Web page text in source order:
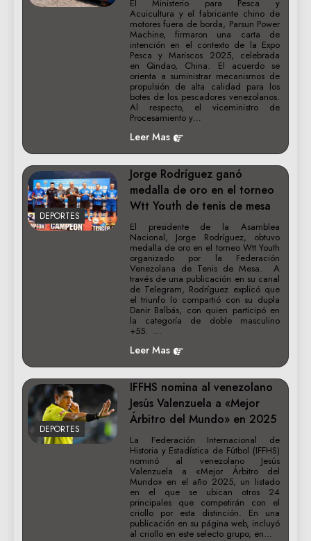
El Ministerio para Pesca y
Acuicultura y el fabricante chino de
motores fuera de borda, Parsun Power
Machine, firmaron una carta de
intención en el contexto de la Expo
Pesca y Mariscos 2025, celebrada
en Qindao, China. El acuerdo se
orienta a suministrar mecanismos de
propulsión de alta calidad para los
botes de los pescadores venezolanos.
Al respecto, el viceministro de
Procesamiento y…
Leer Mas
DEPORTES
Jorge Rodríguez ganó
medalla de oro en el torneo
Wtt Youth de tenis de mesa
El presidente de la Asamblea
Nacional, Jorge Rodríguez, obtuvo
medalla de oro en el torneo Wtt Youth
organizado por la Federación
Venezolana de Tenis de Mesa. A
través de una publicación en su canal
de Telegram, Rodríguez explicó que
el triunfo lo compartió con su dupla
Danir Balbás, con quien participó en
la categoría de doble masculino
+55. …
Leer Mas
DEPORTES
IFFHS nomina al venezolano
Jesús Valenzuela a «Mejor
Árbitro del Mundo» en 2025
La Federación Internacional de
Historia y Estadística de Fútbol (IFFHS)
nominó al venezolano Jesús
Valenzuela a «Mejor Árbitro del
Mundo» en el año 2025, un listado
en el que se ubican otros 24
principales que competirán con el
criollo por esta distinción. En una
publicación en su página web, incluyó
al criollo en este selecto grupo, en…